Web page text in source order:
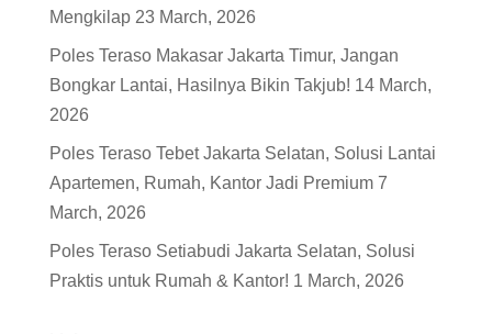
Mengkilap 23 March, 2026
Poles Teraso Makasar Jakarta Timur, Jangan
Bongkar Lantai, Hasilnya Bikin Takjub! 14 March,
2026
Poles Teraso Tebet Jakarta Selatan, Solusi Lantai
Apartemen, Rumah, Kantor Jadi Premium 7
March, 2026
Poles Teraso Setiabudi Jakarta Selatan, Solusi
Praktis untuk Rumah & Kantor! 1 March, 2026